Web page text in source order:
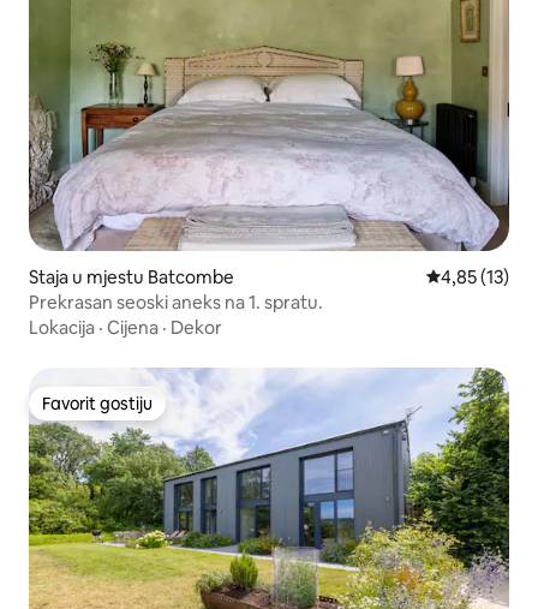
Staja u mjestu Batcombe Prosječna
4,85 (13)
Prekrasan seoski aneks na 1. spratu.
Lokacija · Cijena · Dekor
Favorit gostiju
Favorit gostiju